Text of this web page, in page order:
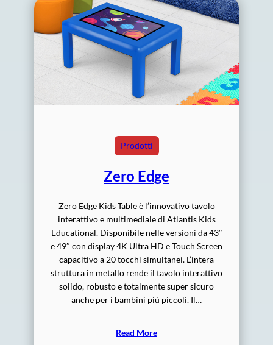
Prodotti
Zero Edge
Zero Edge Kids Table è l’innovativo tavolo
interattivo e multimediale di Atlantis Kids
Educational. Disponibile nelle versioni da 43″
e 49″ con display 4K Ultra HD e Touch Screen
capacitivo a 20 tocchi simultanei. L’intera
struttura in metallo rende il tavolo interattivo
solido, robusto e totalmente super sicuro
anche per i bambini più piccoli. Il…
Read More